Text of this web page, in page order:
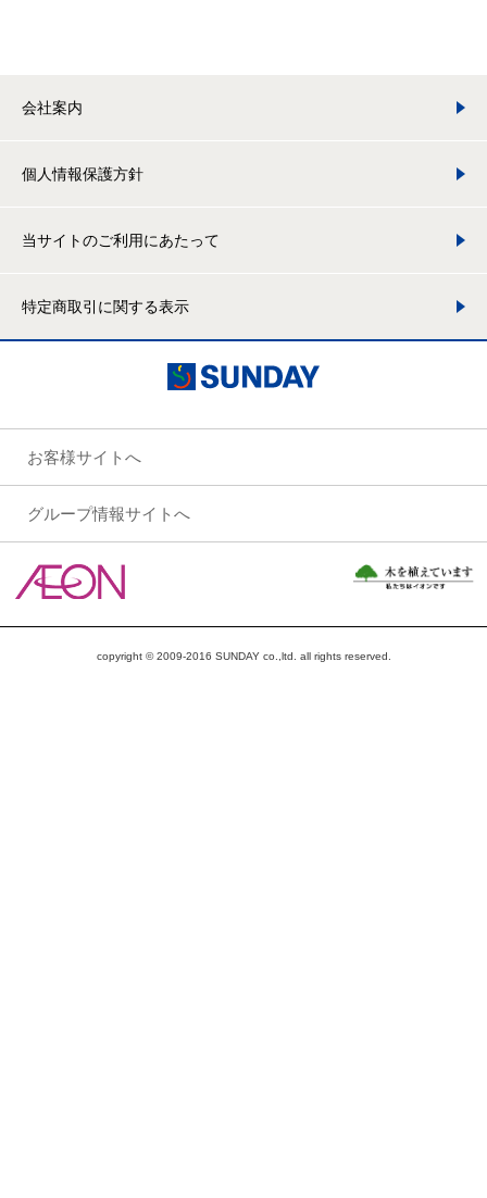
会社案内
個人情報保護方針
当サイトのご利用にあたって
特定商取引に関する表示
お客様サイトへ
グループ情報サイトへ
copyright © 2009-2016 SUNDAY co.,ltd. all rights reserved.